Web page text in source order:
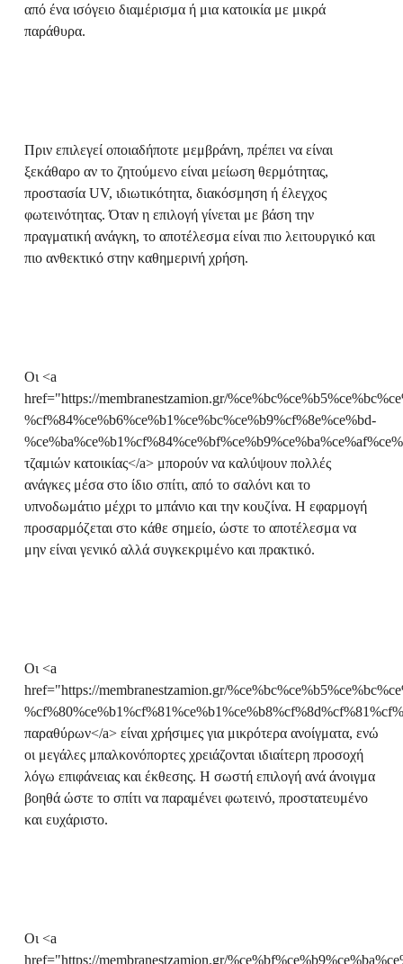
από ένα ισόγειο διαμέρισμα ή μια κατοικία με μικρά
παράθυρα.
Πριν επιλεγεί οποιαδήποτε μεμβράνη, πρέπει να είναι
ξεκάθαρο αν το ζητούμενο είναι μείωση θερμότητας,
προστασία UV, ιδιωτικότητα, διακόσμηση ή έλεγχος
φωτεινότητας. Όταν η επιλογή γίνεται με βάση την
πραγματική ανάγκη, το αποτέλεσμα είναι πιο λειτουργικό και
πιο ανθεκτικό στην καθημερινή χρήση.
Οι <a
href="https://membranestzamion.gr/
%cf%84%ce%b6%ce%b1%ce%bc%ce%b9%cf%8e%ce%bd-
τζαμιών κατοικίας</a> μπορούν να καλύψουν πολλές
ανάγκες μέσα στο ίδιο σπίτι, από το σαλόνι και το
υπνοδωμάτιο μέχρι το μπάνιο και την κουζίνα. Η εφαρμογή
προσαρμόζεται στο κάθε σημείο, ώστε το αποτέλεσμα να
μην είναι γενικό αλλά συγκεκριμένο και πρακτικό.
Οι <a
href="https://membranestzamion.gr/
παραθύρων</a> είναι χρήσιμες για μικρότερα ανοίγματα, ενώ
οι μεγάλες μπαλκονόπορτες χρειάζονται ιδιαίτερη προσοχή
λόγω επιφάνειας και έκθεσης. Η σωστή επιλογή ανά άνοιγμα
βοηθά ώστε το σπίτι να παραμένει φωτεινό, προστατευμένο
και ευχάριστο.
Οι <a
href="https://membranestzamion.gr/